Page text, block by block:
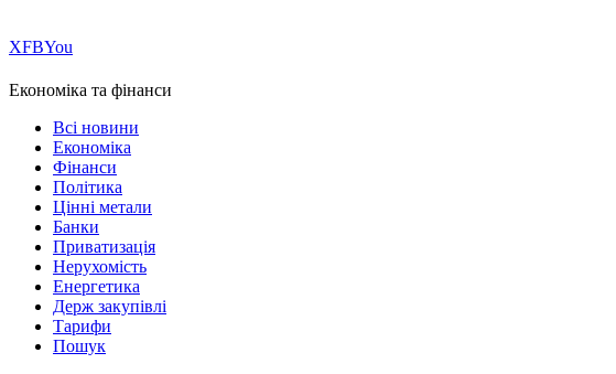
ХFBYou
Економіка та фінанси
Всі новини
Економіка
Фінанси
Політика
Цінні метали
Банки
Приватизація
Нерухомість
Енергетика
Держ закупівлі
Тарифи
Пошук